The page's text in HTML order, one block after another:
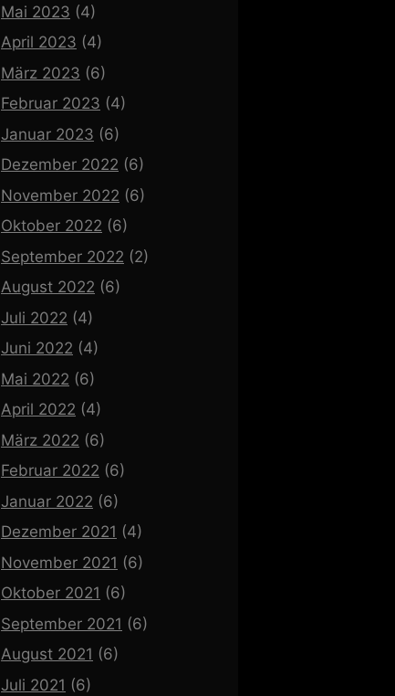
Mai 2023 (4)
April 2023 (4)
März 2023 (6)
Februar 2023 (4)
Januar 2023 (6)
Dezember 2022 (6)
November 2022 (6)
Oktober 2022 (6)
September 2022 (2)
August 2022 (6)
Juli 2022 (4)
Juni 2022 (4)
Mai 2022 (6)
April 2022 (4)
März 2022 (6)
Februar 2022 (6)
Januar 2022 (6)
Dezember 2021 (4)
November 2021 (6)
Oktober 2021 (6)
September 2021 (6)
August 2021 (6)
Juli 2021 (6)